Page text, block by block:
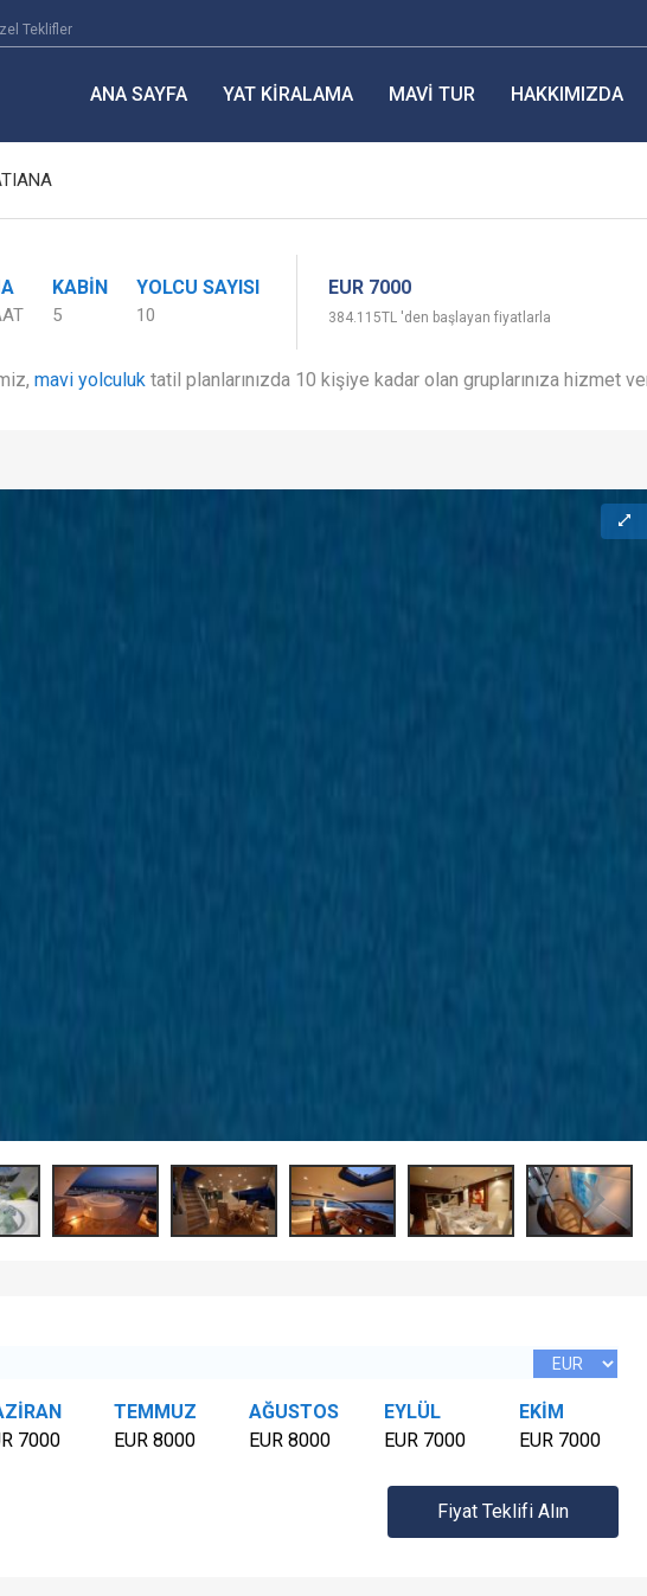
Teklifler
ANA SAYFA YAT KIRALAMA MAVI TUR HAKKIMIZDA
KABIN
5
YOLCU SAYISI
10
EUR 7000
384.115TL 'den başlayan fiyatlarla
mavi yolculuk tatil planlarınızda 10 kişiye kadar olan gruplarınıza hizmet
7000
TEMMUZ
EUR 8000
AĞUSTOS
EUR 8000
EYLÜL
EUR 7000
EKİM
EUR 7000
Fiyat Teklifi Alın